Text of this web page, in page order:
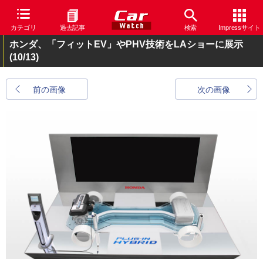
カテゴリ 過去記事 検索 Impressサイト
ホンダ、「フィットEV」やPHV技術をLAショーに展示
(10/13)
前の画像 次の画像